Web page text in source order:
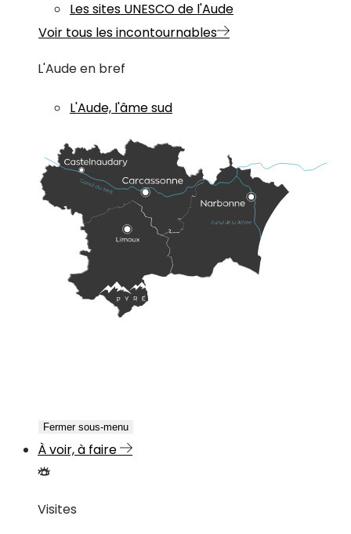
Les sites UNESCO de l'Aude
Voir tous les incontournables
L'Aude en bref
L'Aude, l'âme sud
Fermer sous-menu
À voir, à faire
Visites